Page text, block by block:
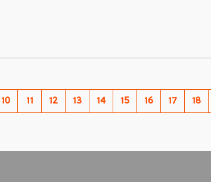
10 11 12 13 14 15 16 17 18